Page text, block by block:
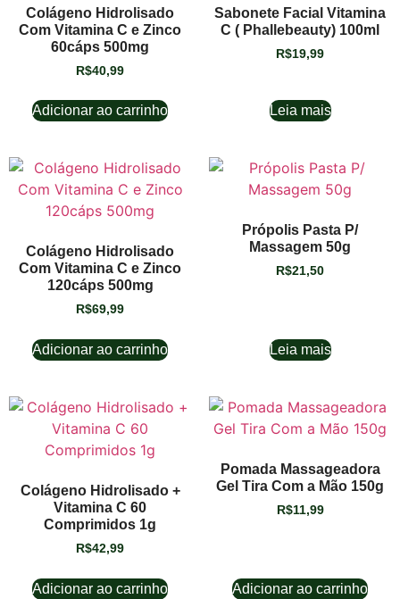
Colágeno Hidrolisado
Com Vitamina C e Zinco
60cáps 500mg
R$40,99
Adicionar ao carrinho
Sabonete Facial Vitamina
C ( Phallebeauty) 100ml
R$19,99
Leia mais
Colágeno Hidrolisado
Com Vitamina C e Zinco
120cáps 500mg
R$69,99
Adicionar ao carrinho
Própolis Pasta P/
Massagem 50g
R$21,50
Leia mais
Colágeno Hidrolisado +
Vitamina C 60
Comprimidos 1g
R$42,99
Adicionar ao carrinho
Pomada Massageadora
Gel Tira Com a Mão 150g
R$11,99
Adicionar ao carrinho